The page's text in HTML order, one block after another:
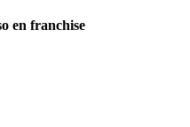
en franchise